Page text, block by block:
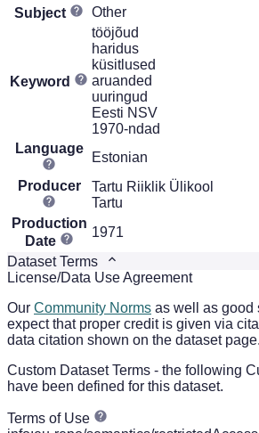
Subject
Other
Keyword
tööjõud
haridus
küsitlused
aruanded
uuringud
Eesti NSV
1970-ndad
Language
Estonian
Producer
Tartu Riiklik Ülikool
Tartu
Production
Date
1971
Dataset Terms
License/Data Use Agreement
Our Community Norms as well as good
expect that proper credit is given via
data citation shown on the dataset page.
Custom Dataset Terms - the following
have been defined for this dataset.
Terms of Use